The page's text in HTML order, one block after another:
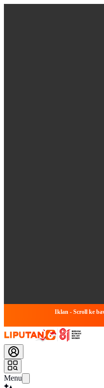
Iklan - Scroll ke
Menu